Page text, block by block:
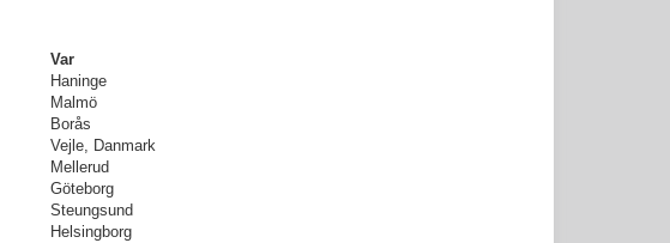
Var
Haninge
Malmö
Borås
Vejle, Danmark
Mellerud
Göteborg
Steungsund
Helsingborg